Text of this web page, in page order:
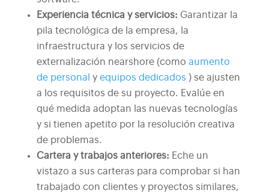
Experiencia técnica y servicios: Garantizar la
pila tecnológica de la empresa, la
infraestructura y los servicios de
externalización nearshore (como aumento
de personal y equipos dedicados ) se ajusten
a los requisitos de su proyecto. Evalúe en
qué medida adoptan las nuevas tecnologías
y si tienen apetito por la resolución creativa
de problemas.
Cartera y trabajos anteriores: Eche un
vistazo a sus carteras para comprobar si han
trabajado con clientes y proyectos similares,